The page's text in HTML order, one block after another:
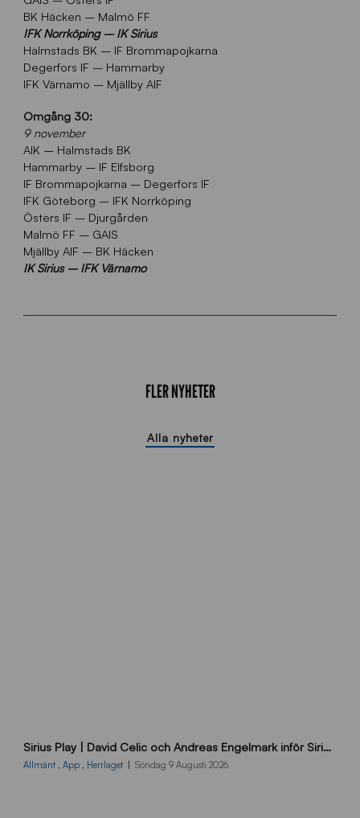
BK Häcken – Malmö FF
IFK Norrköping – IK Sirius
Halmstads BK – IF Brommapojkarna
Degerfors IF – Hammarby
IFK Värnamo – Mjällby AIF
Omgång 30:
9 november
AIK – Halmstads BK
Hammarby – IF Elfsborg
IF Brommapojkarna – Degerfors IF
IFK Göteborg – IFK Norrköping
Östers IF – Djurgården
Malmö FF – GAIS
Mjällby AIF – BK Häcken
IK Sirius – IFK Värnamo
FLER NYHETER
Alla nyheter
B
2
Sirius Play | David Celic och Andreas Engelmark inför Sirius-BP
Allmänt , App , Herrlaget Söndag 9 Augusti 2026